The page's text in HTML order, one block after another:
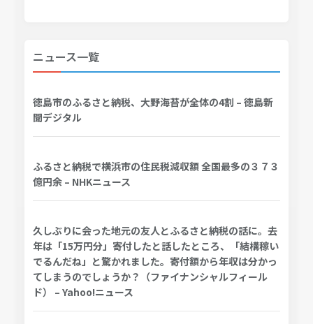
ニュース一覧
徳島市のふるさと納税、大野海苔が全体の4割 – 徳島新
聞デジタル
ふるさと納税で横浜市の住民税減収額 全国最多の３７３
億円余 – NHKニュース
久しぶりに会った地元の友人とふるさと納税の話に。去
年は「15万円分」寄付したと話したところ、「結構稼い
でるんだね」と驚かれました。寄付額から年収は分かっ
てしまうのでしょうか？（ファイナンシャルフィール
ド） – Yahoo!ニュース